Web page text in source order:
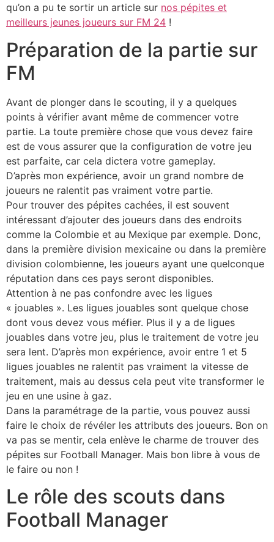
qu’on a pu te sortir un article sur nos pépites et
meilleurs jeunes joueurs sur FM 24 !
Préparation de la partie sur
FM
Avant de plonger dans le scouting, il y a quelques
points à vérifier avant même de commencer votre
partie. La toute première chose que vous devez faire
est de vous assurer que la configuration de votre jeu
est parfaite, car cela dictera votre gameplay.
D’après mon expérience, avoir un grand nombre de
joueurs ne ralentit pas vraiment votre partie.
Pour trouver des pépites cachées, il est souvent
intéressant d’ajouter des joueurs dans des endroits
comme la Colombie et au Mexique par exemple. Donc,
dans la première division mexicaine ou dans la première
division colombienne, les joueurs ayant une quelconque
réputation dans ces pays seront disponibles.
Attention à ne pas confondre avec les ligues
« jouables ». Les ligues jouables sont quelque chose
dont vous devez vous méfier. Plus il y a de ligues
jouables dans votre jeu, plus le traitement de votre jeu
sera lent. D’après mon expérience, avoir entre 1 et 5
ligues jouables ne ralentit pas vraiment la vitesse de
traitement, mais au dessus cela peut vite transformer le
jeu en une usine à gaz.
Dans la paramétrage de la partie, vous pouvez aussi
faire le choix de révéler les attributs des joueurs. Bon on
va pas se mentir, cela enlève le charme de trouver des
pépites sur Football Manager. Mais bon libre à vous de
le faire ou non !
Le rôle des scouts dans
Football Manager